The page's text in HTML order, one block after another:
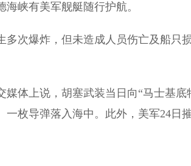
峡有美军舰艇随行护航。
次爆炸，但未造成人员伤亡及船只
体上说，胡塞武装当日向“马士基底
一枚导弹落入海中。此外，美军24日